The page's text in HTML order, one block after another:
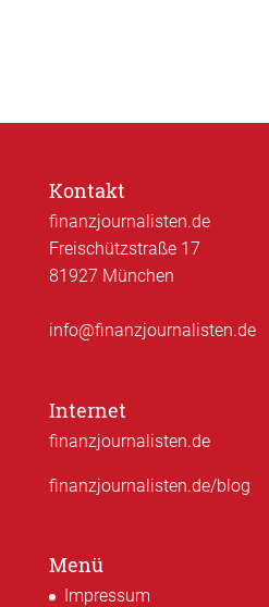
Kontakt
finanzjournalisten.de
Freischützstraße 17
81927 München
info@finanzjournalisten.de
Internet
finanzjournalisten.de
finanzjournalisten.de/blog
Menü
Impressum